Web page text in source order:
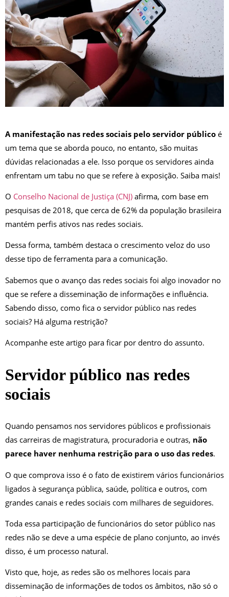
A manifestação nas redes sociais pelo servidor público é
um tema que se aborda pouco, no entanto, são muitas
dúvidas relacionadas a ele. Isso porque os servidores ainda
enfrentam um tabu no que se refere à exposição. Saiba mais!
O Conselho Nacional de Justiça (CNJ) afirma, com base em
pesquisas de 2018, que cerca de 62% da população brasileira
mantém perfis ativos nas redes sociais.
Dessa forma, também destaca o crescimento veloz do uso
desse tipo de ferramenta para a comunicação.
Sabemos que o avanço das redes sociais foi algo inovador no
que se refere a disseminação de informações e influência.
Sabendo disso, como fica o servidor público nas redes
sociais? Há alguma restrição?
Acompanhe este artigo para ficar por dentro do assunto.
Servidor público nas redes
sociais
Quando pensamos nos servidores públicos e profissionais
das carreiras de magistratura, procuradoria e outras, não
parece haver nenhuma restrição para o uso das redes.
O que comprova isso é o fato de existirem vários funcionários
ligados à segurança pública, saúde, política e outros, com
grandes canais e redes sociais com milhares de seguidores.
Toda essa participação de funcionários do setor público nas
redes não se deve a uma espécie de plano conjunto, ao invés
disso, é um processo natural.
Visto que, hoje, as redes são os melhores locais para
disseminação de informações de todos os âmbitos, não só o